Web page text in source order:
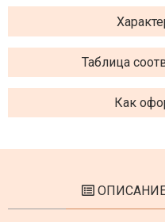
Таблица
Как